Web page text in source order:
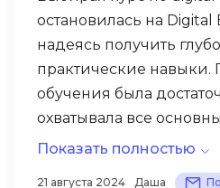
особенно при работе
кабинетами,
процесс обучения.
индивидуальную
преподавателей вне
вопросам, связанным с
Digital Business School
старт для тех, кто
и приобретения
остановилась на Digital
надеясь получить
практические навыки.
обучения была
охватывала все
SEO до мобильного
Мне понравилось:
Показать полностью
21 августа 2024 Даша